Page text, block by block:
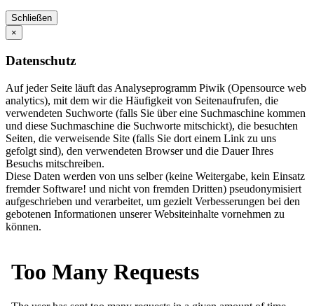
Schließen
×
Datenschutz
Auf jeder Seite läuft das Analyseprogramm Piwik (Opensource web
analytics), mit dem wir die Häufigkeit von Seitenaufrufen, die
verwendeten Suchworte (falls Sie über eine Suchmaschine kommen
und diese Suchmaschine die Suchworte mitschickt), die besuchten
Seiten, die verweisende Site (falls Sie dort einem Link zu uns
gefolgt sind), den verwendeten Browser und die Dauer Ihres
Besuchs mitschreiben.
Diese Daten werden von uns selber (keine Weitergabe, kein Einsatz
fremder Software! und nicht von fremden Dritten) pseudonymisiert
aufgeschrieben und verarbeitet, um gezielt Verbesserungen bei den
gebotenen Informationen unserer Websiteinhalte vornehmen zu
können.